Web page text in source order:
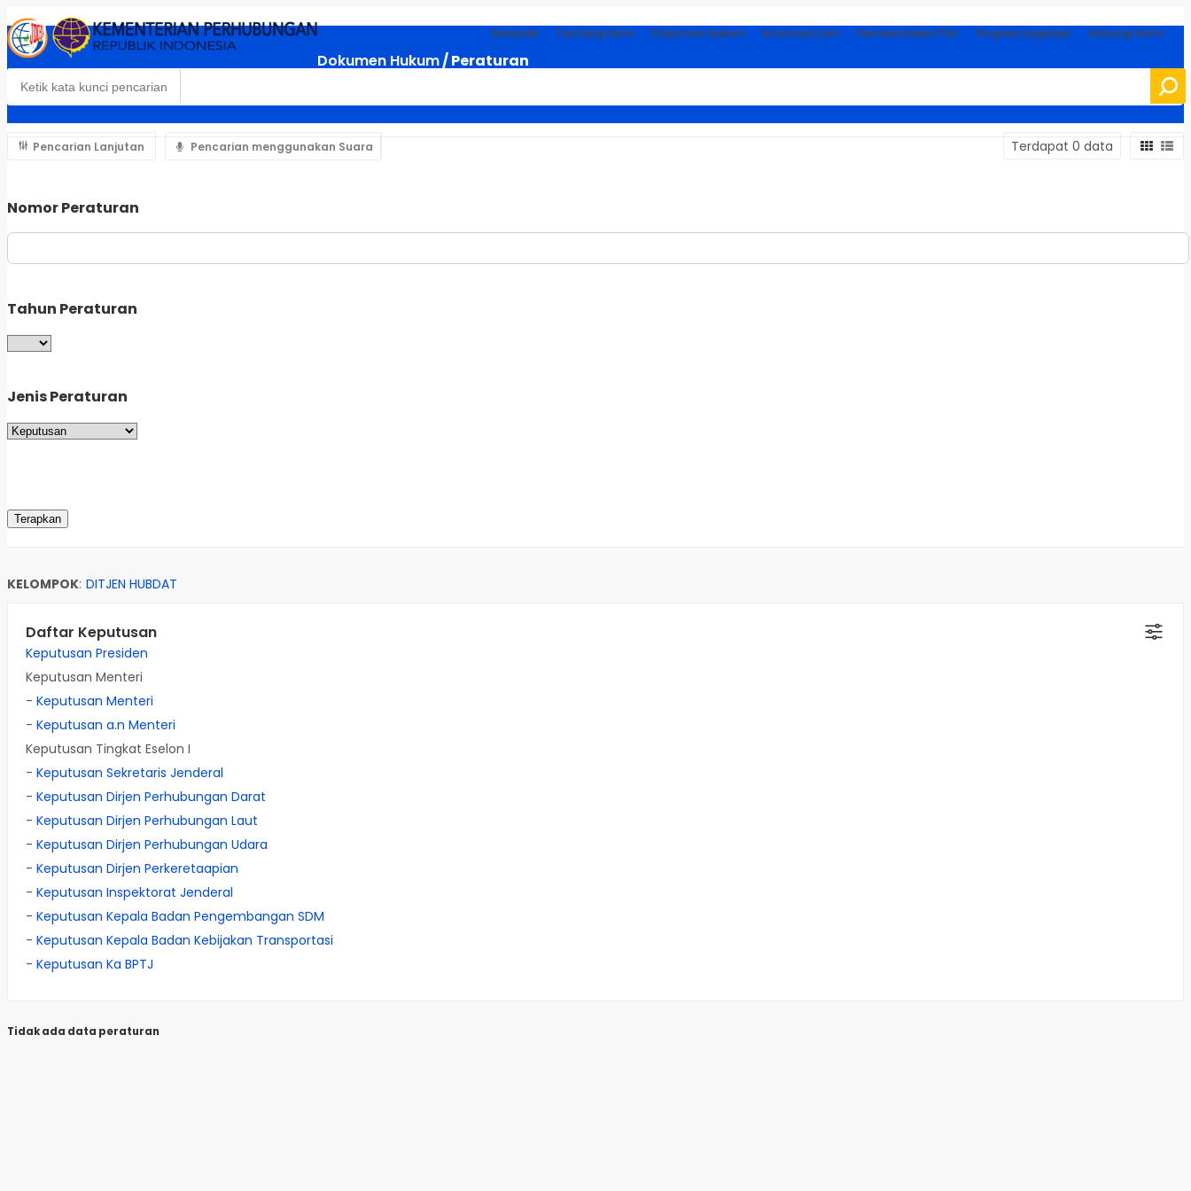
Beranda Tentang Kami Dokumen Hukum Informasi Lain Pembentukan PUU Program Legislasi Hubungi Kami
Dokumen Hukum/ Peraturan
Pencarian Lanjutan Pencarian menggunakan Suara Terdapat 0 data
Nomor Peraturan
Tahun Peraturan
Jenis Peraturan
KELOMPOK: DITJEN HUBDAT
Daftar Keputusan
Keputusan Presiden
Keputusan Menteri
- Keputusan Menteri
- Keputusan a.n Menteri
Keputusan Tingkat Eselon I
- Keputusan Sekretaris Jenderal
- Keputusan Dirjen Perhubungan Darat
- Keputusan Dirjen Perhubungan Laut
- Keputusan Dirjen Perhubungan Udara
- Keputusan Dirjen Perkeretaapian
- Keputusan Inspektorat Jenderal
- Keputusan Kepala Badan Pengembangan SDM
- Keputusan Kepala Badan Kebijakan Transportasi
- Keputusan Ka BPTJ
Tidak ada data peraturan